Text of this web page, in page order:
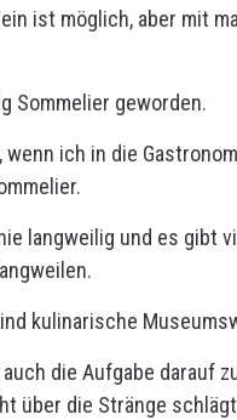
ist möglich, aber mit
Sommelier geworden.
ich in die
langweilig und es gibt
kulinarische
die Aufgabe darauf
über die Stränge